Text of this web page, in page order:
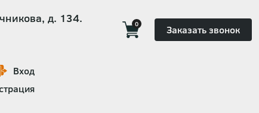
д. 134. 0 Заказать звонок
Вход